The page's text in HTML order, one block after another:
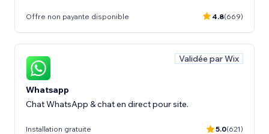
Offre non payante disponible 4.8(669)
Validée par Wix
Whatsapp
Chat WhatsApp & chat en direct pour site.
Installation gratuite 5.0(621)